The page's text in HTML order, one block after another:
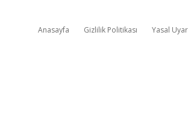
Anasayfa Gizlilik Politikası Yasal